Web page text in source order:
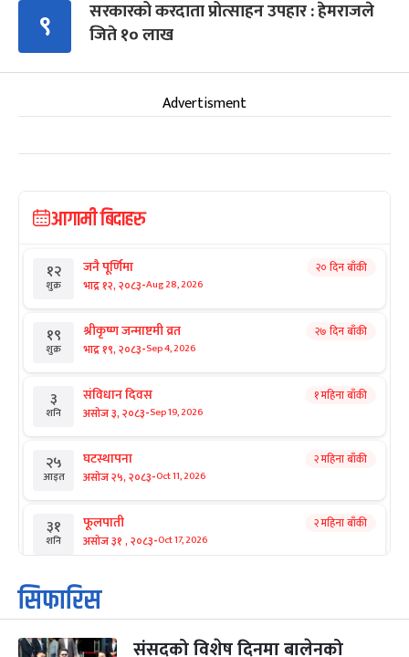
९
सरकारको करदाता प्रोत्साहन उपहार : हेमराजले
जिते १० लाख
Advertisment
आगामी बिदाहरु
१२
शुक्र
जनै पूर्णिमा
भाद्र १२, २०८३-Aug 28, 2026
२० दिन बाँकी
१९
शुक्र
श्रीकृष्ण जन्माष्टमी व्रत
भाद्र १९, २०८३-Sep 4, 2026
२७ दिन बाँकी
३
शनि
संविधान दिवस
असोज ३, २०८३-Sep 19, 2026
१ महिना बाँकी
२५
आइत
घटस्थापना
असोज २५, २०८३-Oct 11, 2026
२ महिना बाँकी
३१
शनि
फूलपाती
असोज ३१ , २०८३-Oct 17, 2026
२ महिना बाँकी
१
आइत
कार्तिक सङ्क्रान्ति
कार्तिक १, २०८३
महानवमी २ महिना बाँकी
सिफारिस
संसद्को विशेष दिनमा बालेनको